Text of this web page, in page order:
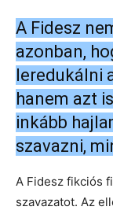
A Fidesz
azonban,
leredukálni
hanem azt
inkább
szavazni,
A Fidesz fikciós
szavazatot. Az